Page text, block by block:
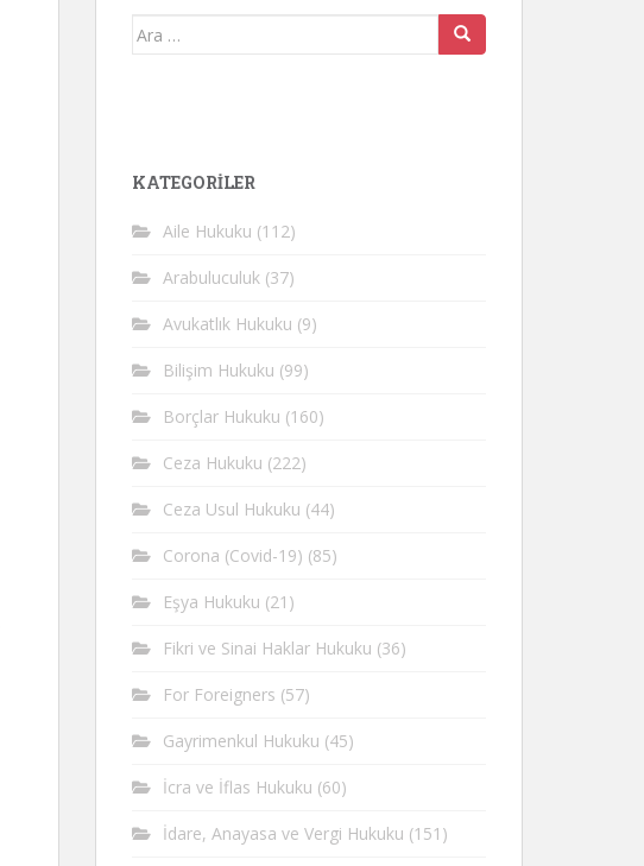
Arama
KATEGORİLER
Aile Hukuku (112)
Arabuluculuk (37)
Avukatlık Hukuku (9)
Bilişim Hukuku (99)
Borçlar Hukuku (160)
Ceza Hukuku (222)
Ceza Usul Hukuku (44)
Corona (Covid-19) (85)
Eşya Hukuku (21)
Fikri ve Sinai Haklar Hukuku (36)
For Foreigners (57)
Gayrimenkul Hukuku (45)
İcra ve İflas Hukuku (60)
İdare, Anayasa ve Vergi Hukuku (151)